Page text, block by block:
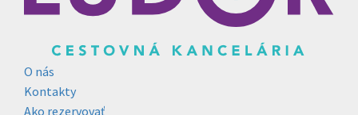
O nás
Kontakty
Ako rezervovať